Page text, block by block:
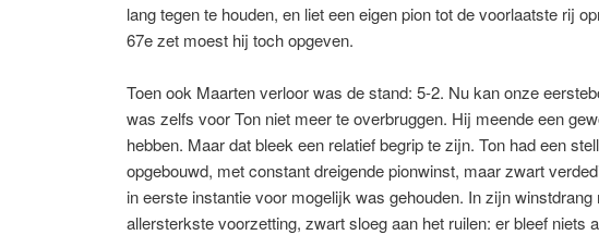
lang tegen te houden, en liet een eigen pion tot de voorlaatste rij
67e zet moest hij toch opgeven.
Toen ook Maarten verloor was de stand: 5-2. Nu kan onze
was zelfs voor Ton niet meer te overbruggen. Hij meende een
hebben. Maar dat bleek een relatief begrip te zijn. Ton had een
opgebouwd, met constant dreigende pionwinst, maar zwart
in eerste instantie voor mogelijk was gehouden. In zijn winstdrang
allersterkste voorzetting, zwart sloeg aan het ruilen: er bleef niets